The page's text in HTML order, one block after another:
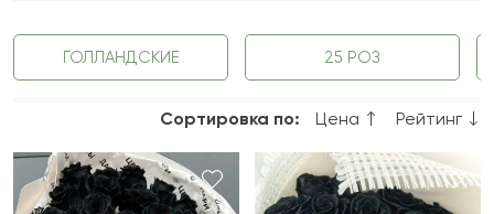
ГОЛЛАНДСКИЕ 25 РОЗ
Сортировка по: Цена Рейтинг